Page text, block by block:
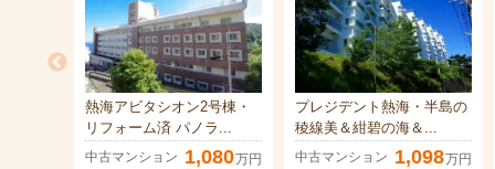
熱海アビタシオン2号棟・
リフォーム済 パノラ...
中古マンション 1,080万円
プレジデント熱海・半島の
稜線美＆紺碧の海＆...
中古マンション 1,098万円